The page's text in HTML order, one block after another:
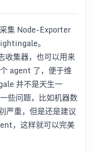
集 Node-Exporter
。
集器，也可以用来
agent 了，便于维
并不是天生一
些问题，比如机器数
严重，但是还是建议
，这样就可以完美